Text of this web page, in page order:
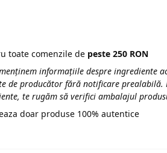
toate comenzile de peste 250 RON
informațiile despre ingrediente
de producător fără notificare prealabilă.
te rugăm să verifici ambalajul
doar produse 100% autentice